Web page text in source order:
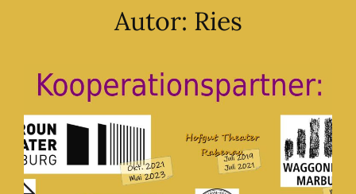
Autor: Ries